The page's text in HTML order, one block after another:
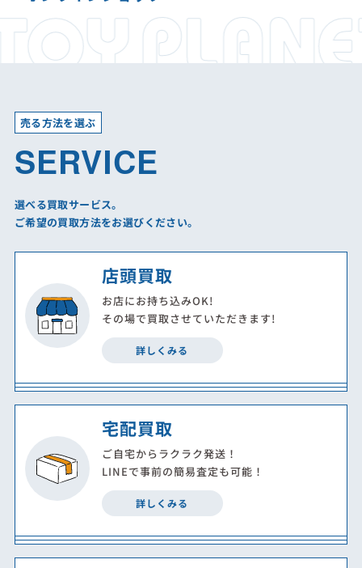
SERVICE
売る方法を選ぶ
選べる買取サービス。
ご希望の買取方法をお選びください。
店頭買取
お店にお持ち込みOK!
その場で買取させていただきます!
詳しくみる
宅配買取
ご自宅からラクラク発送！
LINEで事前の簡易査定も可能！
詳しくみる